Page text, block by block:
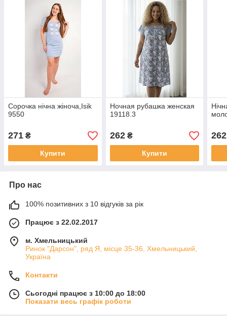
Сорочка нічна жіноча,Isik
9550
271 ₴
Купити
Ночная рубашка женская
19118.3
262₴
Купити
262
Про нас
100% позитивних з 10 відгуків за рік
Працює з 22.02.2017
м. Хмельницький
Ринок "Дарсон", ряд Я, місце 35-36, Хмельницький,
Україна
Контакти
Сьогодні працює з 10:00 до 18:00
Показати весь графік роботи